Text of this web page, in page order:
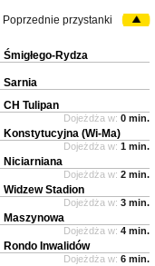
Poprzednie przystanki
Śmigłego-Rydza
Sarnia
CH Tulipan
Dojeżdża w: 0 min.
Konstytucyjna (Wi-Ma)
Dojeżdża w: 1 min.
Niciarniana
Dojeżdża w: 2 min.
Widzew Stadion
Dojeżdża w: 3 min.
Maszynowa
Dojeżdża w: 4 min.
Rondo Inwalidów
Dojeżdża w: 6 min.